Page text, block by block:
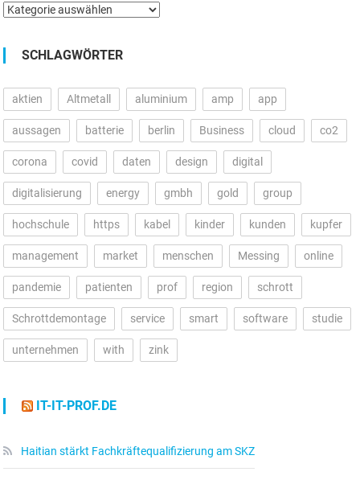
Kategorien
SCHLAGWÖRTER
aktien Altmetall aluminium amp app
aussagen batterie berlin Business cloud co2
corona covid daten design digital
digitalisierung energy gmbh gold group
hochschule https kabel kinder kunden kupfer
management market menschen Messing online
pandemie patienten prof region schrott
Schrottdemontage service smart software studie
unternehmen with zink
IT-IT-PROF.DE
Haitian stärkt Fachkräftequalifizierung am SKZ